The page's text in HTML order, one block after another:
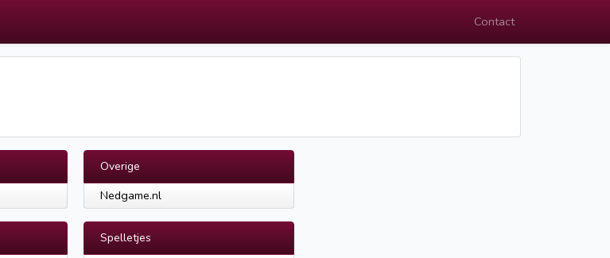
Contact
Overige
Nedgame.nl
Spelletjes